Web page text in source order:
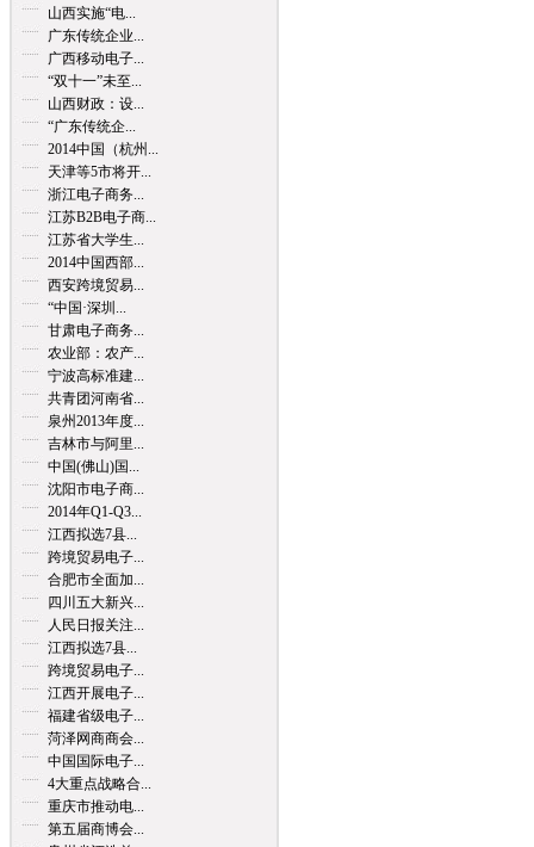
山西实施“电...
广东传统企业...
广西移动电子...
“双十一”未至...
山西财政：设...
“广东传统企...
2014中国（杭州...
天津等5市将开...
浙江电子商务...
江苏B2B电子商...
江苏省大学生...
2014中国西部...
西安跨境贸易...
“中国·深圳...
甘肃电子商务...
农业部：农产...
宁波高标准建...
共青团河南省...
泉州2013年度...
吉林市与阿里...
中国(佛山)国...
沈阳市电子商...
2014年Q1-Q3...
江西拟选7县...
跨境贸易电子...
合肥市全面加...
四川五大新兴...
人民日报关注...
江西拟选7县...
跨境贸易电子...
江西开展电子...
福建省级电子...
菏泽网商商会...
中国国际电子...
4大重点战略合...
重庆市推动电...
第五届商博会...